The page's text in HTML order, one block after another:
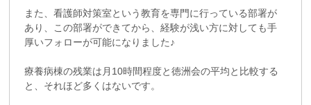
また、看護師対策室という教育を専門に行っている部署が
あり、この部署ができてから、経験が浅い方に対しても手
厚いフォローが可能になりました♪
療養病棟の残業は月10時間程度と徳洲会の平均と比較する
と、それほど多くはないです。